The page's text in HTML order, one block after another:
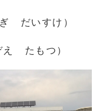
だいすけ）
たもつ）